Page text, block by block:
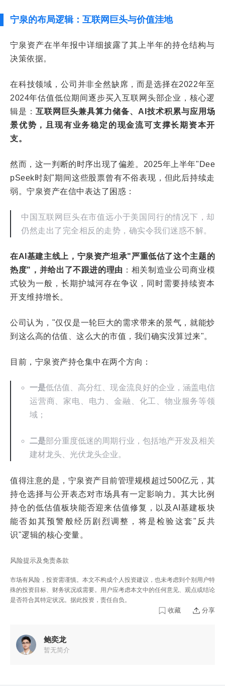
宁泉的布局逻辑：互联网巨头与价值洼地
宁泉资产在半年报中详细披露了其上半年的持仓结构与
决策依据。
在科技领域，公司并非全然缺席，而是选择在2022年至
2024年估值低位期间逐步买入互联网头部企业，核心逻
辑是： 互联网巨头兼具算力储备、AI技术积累与应用场
景优势，且现有业务稳定的现金流可支撑长期资本开
支。
然而，这一判断的时序出现了偏差。2025年上半年"Dee
pSeek时刻"期间这些股票曾有不俗表现，但此后持续走
弱。宁泉资产在信中表达了困惑：
中国互联网巨头在市值远小于美国同行的情况下，却
仍然走出了完全相反的走势，确实令我们迷惑不解。
在AI基建主线上，宁泉资产坦承"严重低估了这个主题的
热度"，并给出了不跟进的理由 ：相关制造业公司商业模
式较为一般，长期护城河存在争议，同时需要持续资本
开支维持增长。
公司认为，"仅仅是一轮巨大的需求带来的景气，就能炒
到这么高的估值、这么大的市值，我们确实没算过来"。
目前，宁泉资产持仓集中在两个方向：
一是低估值、高分红、现金流良好的企业，涵盖电信
运营商、家电、电力、金融、化工、物业服务等领
域；
二是部分重度低迷的周期行业，包括地产开发及相关
建材龙头、光伏龙头企业。
值得注意的是，宁泉资产目前管理规模超过500亿元，其
持仓选择与公开表态对市场具有一定影响力。其大比例
持仓的低估值板块能否迎来估值修复，以及AI基建板块
能否如其预警般经历剧烈调整，将是检验这套"反共
识"逻辑的核心变量。
风险提示及免责条款
市场有风险，投资需谨慎。本文不构成个人投资建议，也未考虑到个别用户特
殊的投资目标、财务状况或需要。用户应考虑本文中的任何意见、观点或结论
是否符合其特定状况。据此投资，责任自负。
收藏 分享
鲍奕龙
暂无简介